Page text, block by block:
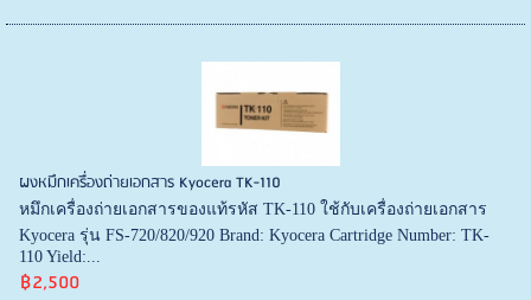
ผงหมึกเครื่องถ่ายเอกสาร Kyocera TK-110
หมึกเครื่องถ่ายเอกสารของแท้รหัส TK-110 ใช้กับเครื่องถ่ายเอกสาร
Kyocera รุ่น FS-720/820/920 Brand: Kyocera Cartridge Number: TK-
110 Yield:...
฿2,500